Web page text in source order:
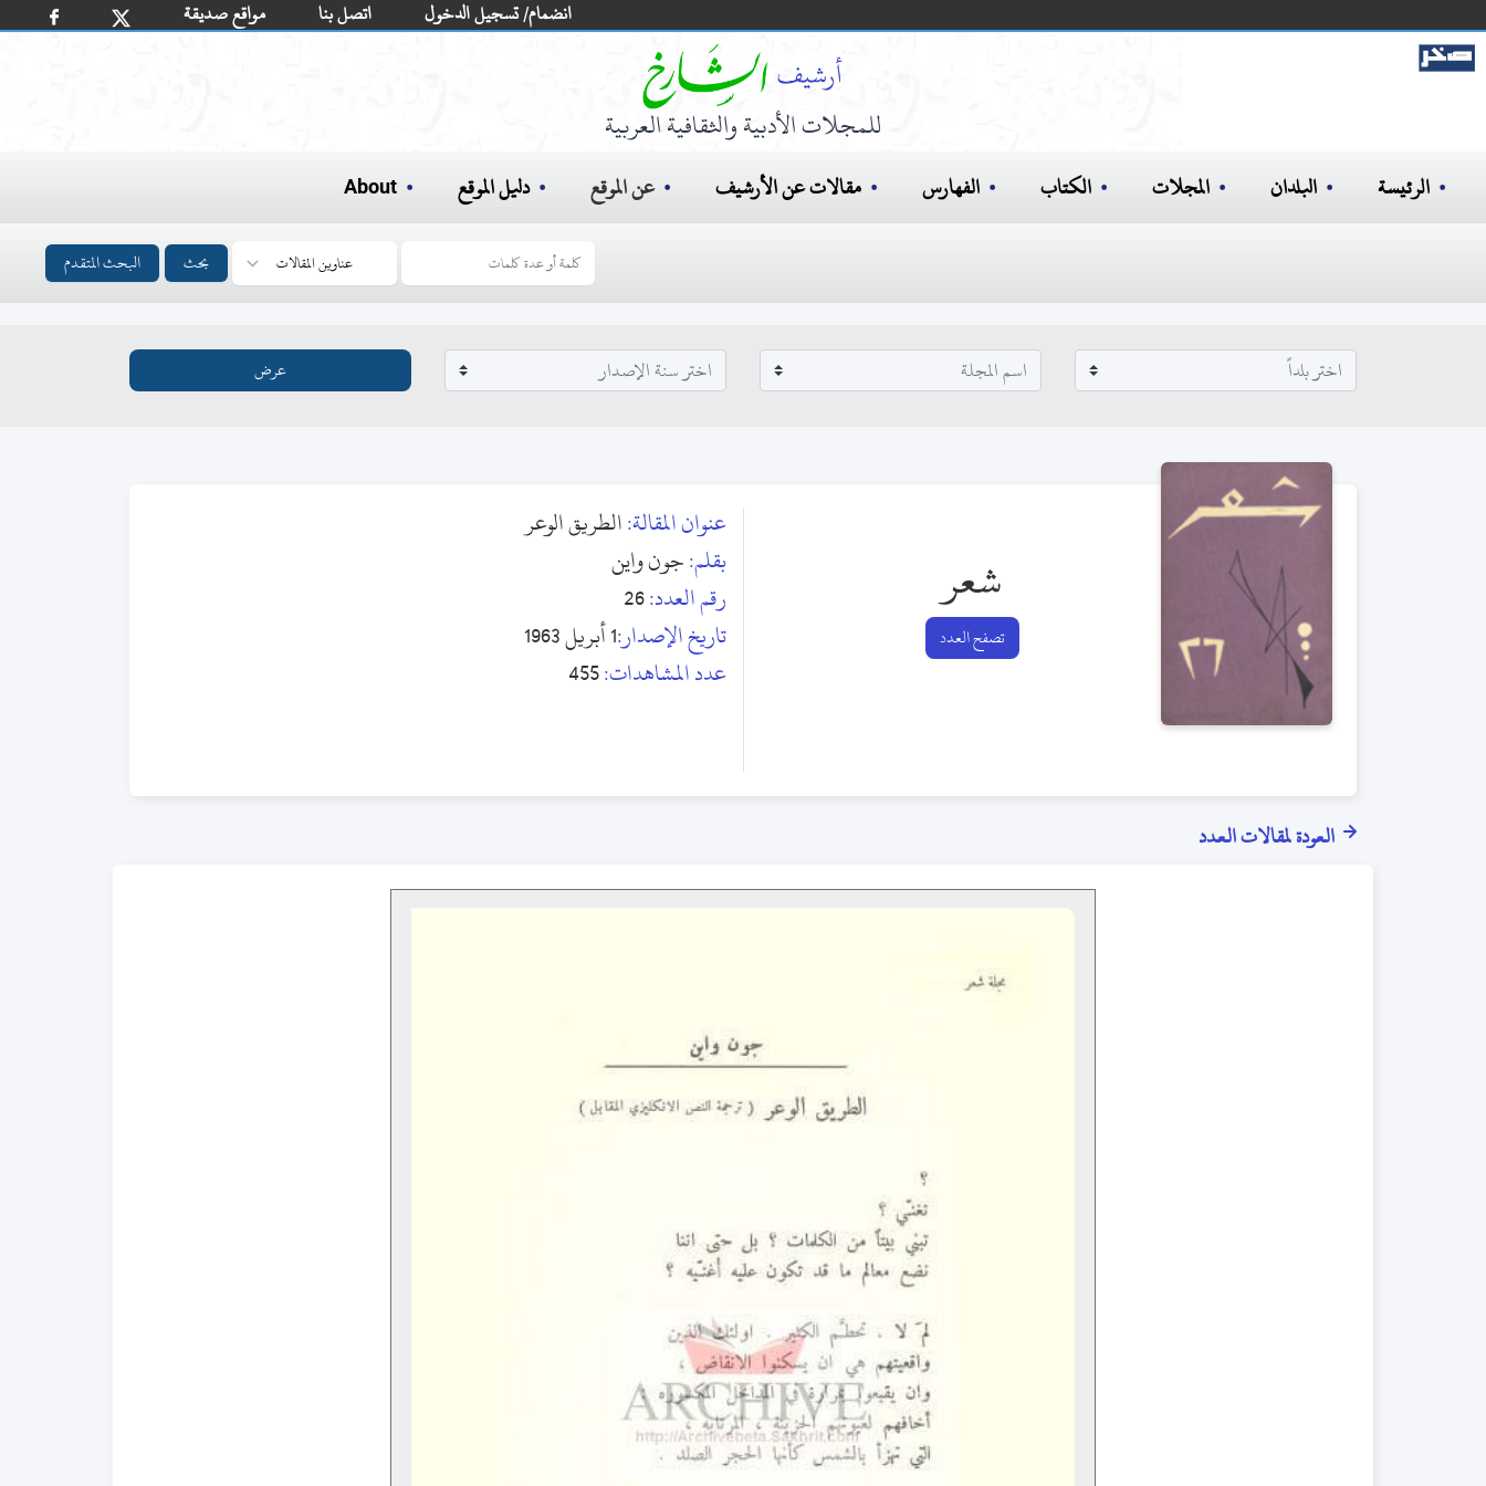
مواقع صديقة اتصل بنا انضمام/ تسجيل الدخول
للمجلات الأدبية والثقافية العربية
الرئيسة البلدان المجلات الكتاب الفهارس مقالات عن الأرشيف عن الموقع دليل الموقع About
بحث البحث المتقدم
شعر
تصفح العدد
عنوان المقالة:الطريق الوعر
بقلم:جون واين
رقم العدد:26
تاريخ الإصدار:1 أبريل 1963
عدد المشاهدات:455
العودة لمقالات العدد